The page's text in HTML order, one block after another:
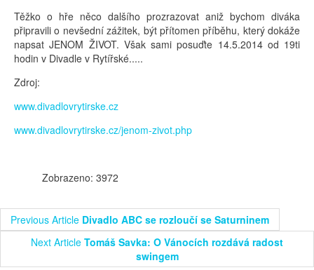
Těžko o hře něco dalšího prozrazovat aniž bychom diváka
připravili o nevšední zážitek, být přítomen příběhu, který dokáže
napsat JENOM ŽIVOT. Však sami posuďte 14.5.2014 od 19ti
hodin v Divadle v Rytířské.....
Zdroj:
www.divadlovrytirske.cz
www.divadlovrytirske.cz/jenom-zivot.php
Zobrazeno: 3972
Previous Article Divadlo ABC se rozloučí se Saturninem
Next Article Tomáš Savka: O Vánocích rozdává radost
swingem